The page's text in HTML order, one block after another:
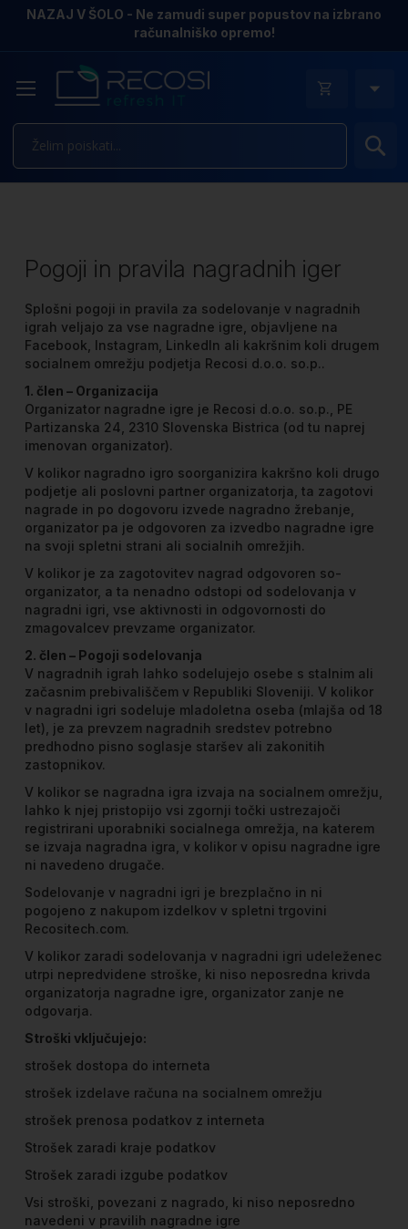
NAZAJ V ŠOLO - Ne zamudi super popustov na izbrano
računalniško opremo!
Pogoji in pravila nagradnih iger
Splošni pogoji in pravila za sodelovanje v nagradnih
igrah veljajo za vse nagradne igre, objavljene na
Facebook, Instagram, LinkedIn ali kakršnim koli drugem
socialnem omrežju podjetja Recosi d.o.o. so.p..
1. člen – Organizacija
Organizator nagradne igre je Recosi d.o.o. so.p., PE
Partizanska 24, 2310 Slovenska Bistrica (od tu naprej
imenovan organizator).
V kolikor nagradno igro soorganizira kakršno koli drugo
podjetje ali poslovni partner organizatorja, ta zagotovi
nagrade in po dogovoru izvede nagradno žrebanje,
organizator pa je odgovoren za izvedbo nagradne igre
na svoji spletni strani ali socialnih omrežjih.
V kolikor je za zagotovitev nagrad odgovoren so-
organizator, a ta nenadno odstopi od sodelovanja v
nagradni igri, vse aktivnosti in odgovornosti do
zmagovalcev prevzame organizator.
2. člen – Pogoji sodelovanja
V nagradnih igrah lahko sodelujejo osebe s stalnim ali
začasnim prebivališčem v Republiki Sloveniji. V kolikor
v nagradni igri sodeluje mladoletna oseba (mlajša od 18
let), je za prevzem nagradnih sredstev potrebno
predhodno pisno soglasje staršev ali zakonitih
zastopnikov.
V kolikor se nagradna igra izvaja na socialnem omrežju,
lahko k njej pristopijo vsi zgornji točki ustrezajoči
registrirani uporabniki socialnega omrežja, na katerem
se izvaja nagradna igra, v kolikor v opisu nagradne igre
ni navedeno drugače.
Sodelovanje v nagradni igri je brezplačno in ni
pogojeno z nakupom izdelkov v spletni trgovini
Recositech.com.
V kolikor zaradi sodelovanja v nagradni igri udeleženec
utrpi nepredvidene stroške, ki niso neposredna krivda
organizatorja nagradne igre, organizator zanje ne
odgovarja.
Stroški vključujejo:
strošek dostopa do interneta
strošek izdelave računa na socialnem omrežju
strošek prenosa podatkov z interneta
Strošek zaradi kraje podatkov
Strošek zaradi izgube podatkov
Vsi stroški, povezani z nagrado, ki niso neposredno
navedeni v pravilih nagradne igre